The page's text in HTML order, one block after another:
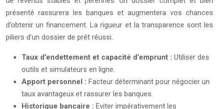
présenté rassurera les banques et augmentera vos chances
d’obtenir un financement. La rigueur et la transparence sont les
piliers d’un dossier de prêt réussi.
Taux d’endettement et capacité d’emprunt : Utiliser des
outils et simulateurs en ligne.
Apport personnel : Facteur déterminant pour négocier un
taux avantageux et rassurer les banques.
Historique bancaire : Eviter impérativement les